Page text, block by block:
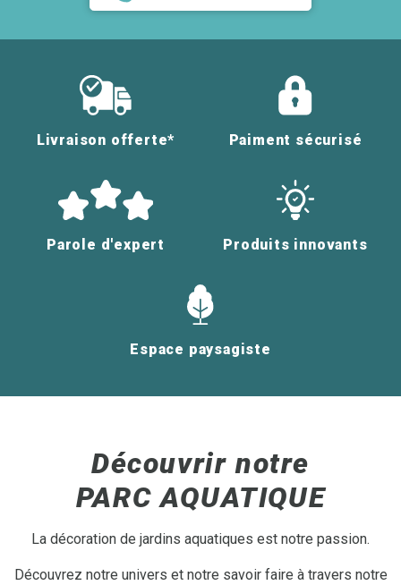
Livraison offerte* Paiment sécurisé
Parole d'expert Produits innovants
Espace paysagiste
Découvrir notre
PARC AQUATIQUE
La décoration de jardins aquatiques est notre passion.
Découvrez notre univers et notre savoir faire à travers notre